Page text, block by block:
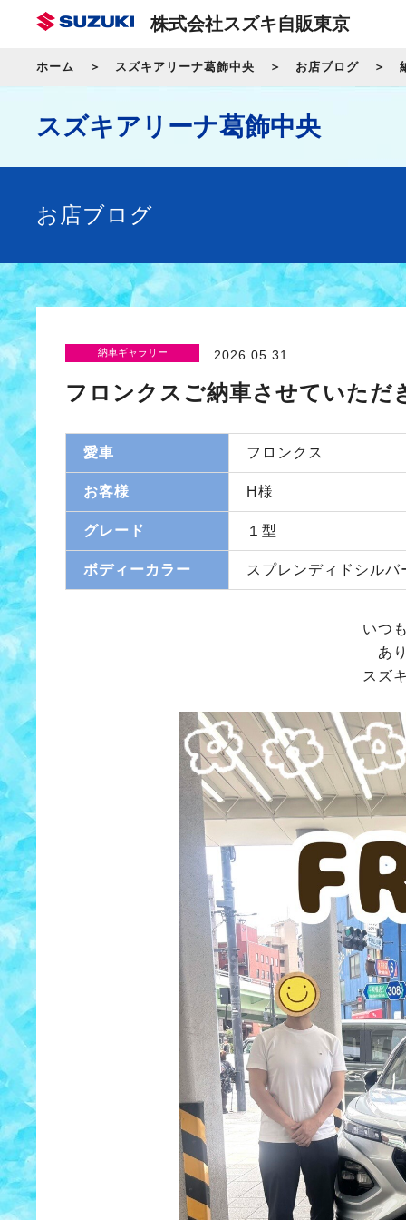
株式会社スズキ自販東京
ホーム スズキアリーナ葛飾中央 お店ブログ
スズキアリーナ葛飾中央
お店ブログ
納車ギャラリー 2026.05.31
フロンクスご納車させていただ
愛車 フロンクス
お客様 H様
グレード １型
ボディーカラー スプレンディドシル
いつ
あ
スズ